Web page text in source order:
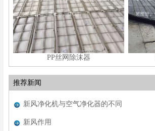
PP丝网除沫器
推荐新闻
新风净化机与空气净化器的不同
新风作用